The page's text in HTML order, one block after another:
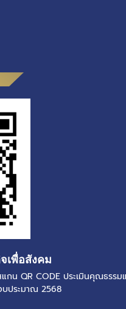
เพื่อสังคม
น QR CODE ประเมินคุณธรรม
บประมาณ 2568